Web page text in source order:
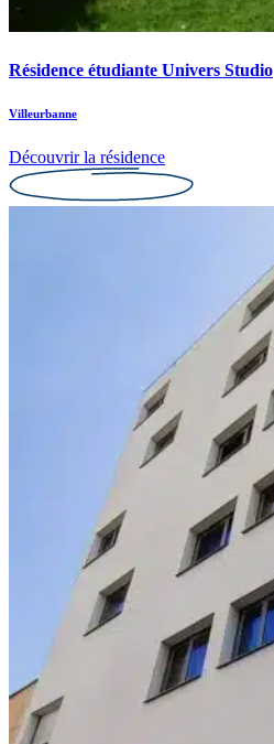
Résidence étudiante Univers Studio
Villeurbanne
Découvrir la résidence